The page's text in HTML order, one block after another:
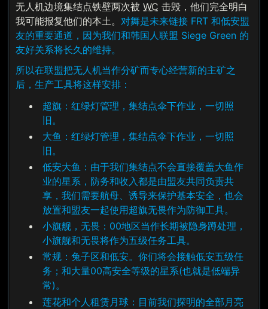
无人机边境集结点铁壁两次被 WC 击毁，他们完全明白
我可能报复他们的本土。 对舞是未来链接 FRT 和低安盟
友的重要通道，因为我们和韩国人联盟 Siege Green 的
友好关系将长久的维持。
所以在联盟把无人机当作分矿而专心经营新的主矿之
后，生产工具将这样安排：
超旗：红绿灯管理，集结点伞下作业，一切照
旧。
大鱼：红绿灯管理，集结点伞下作业，一切照
旧。
低安大鱼：由于我们集结点不会直接覆盖大鱼作
业的星系，防务和收入都是由盟友共同负责共
享，我们需要航母、诱导来保护基本安全，也会
放置和盟友一起使用超旗无畏作为防御工具。
小旗舰，无畏：00地区当作长期被隐身蹲处理，
小旗舰和无畏将作为五级任务工具。
常规：兔子区和低安。你们将会接触低安五级任
务；和大量00高安全等级的星系(也就是低端异
常)。
莲花和个人租赁月球：目前我们探明的全部月亮